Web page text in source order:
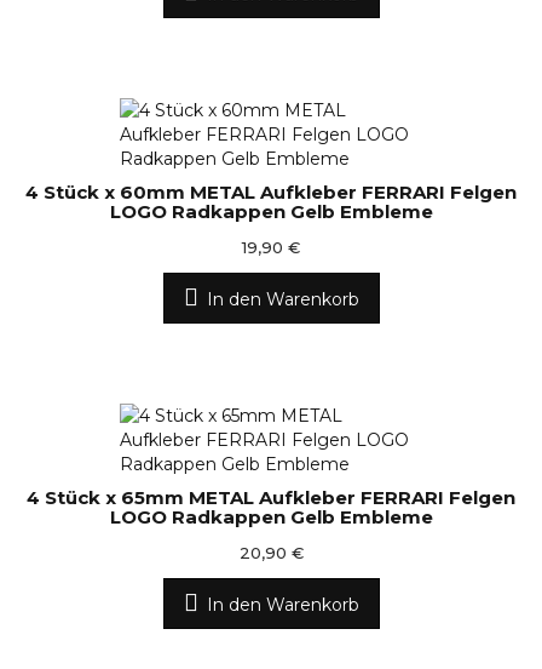
4 Stück x 60mm METAL Aufkleber FERRARI Felgen
LOGO Radkappen Gelb Embleme
19,90 €
In den Warenkorb
4 Stück x 65mm METAL Aufkleber FERRARI Felgen
LOGO Radkappen Gelb Embleme
20,90 €
In den Warenkorb